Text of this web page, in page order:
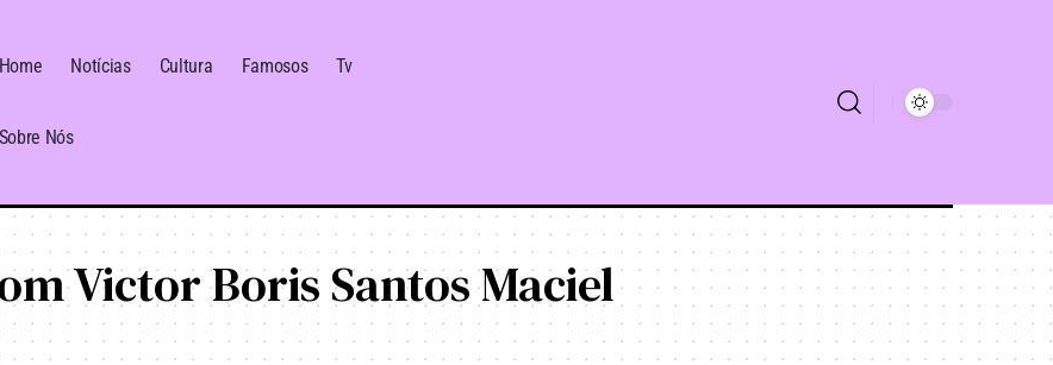
Home Notícias Cultura Famosos Tv
Sobre Nós
Victor Boris Santos Maciel